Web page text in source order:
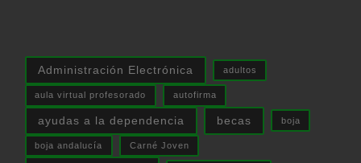
Administración Electrónica adultos
aula virtual profesorado autofirma
ayudas a la dependencia becas boja
boja andalucía Carné Joven